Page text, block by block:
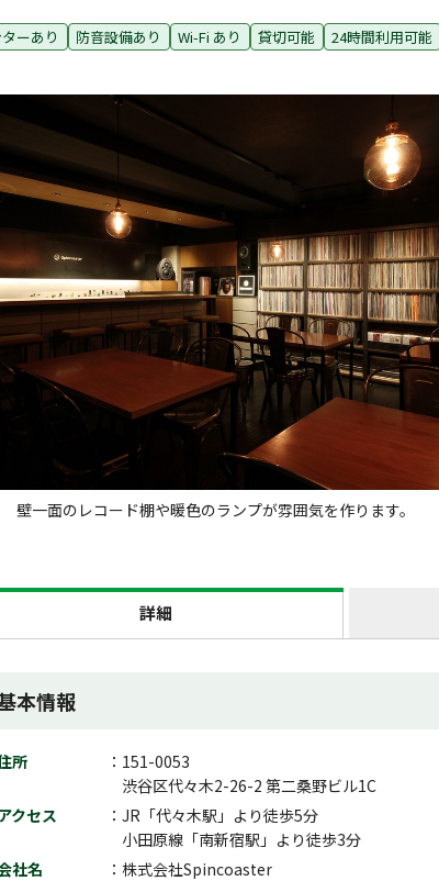
ーあり 防音設備あり Wi-Fi あり 貸切可能 24時間利用可能
壁一面のレコード棚や暖色のランプが雰囲気を作ります。
詳細
本情報
所
151-0053
渋谷区代々木2-26-2 第二桑野ビル1C
クセス
JR「代々木駅」より徒歩5分
小田原線「南新宿駅」より徒歩3分
社名
株式会社Spincoaster